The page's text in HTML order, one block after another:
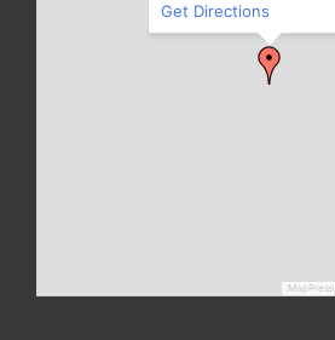
MapPress
Get Directions